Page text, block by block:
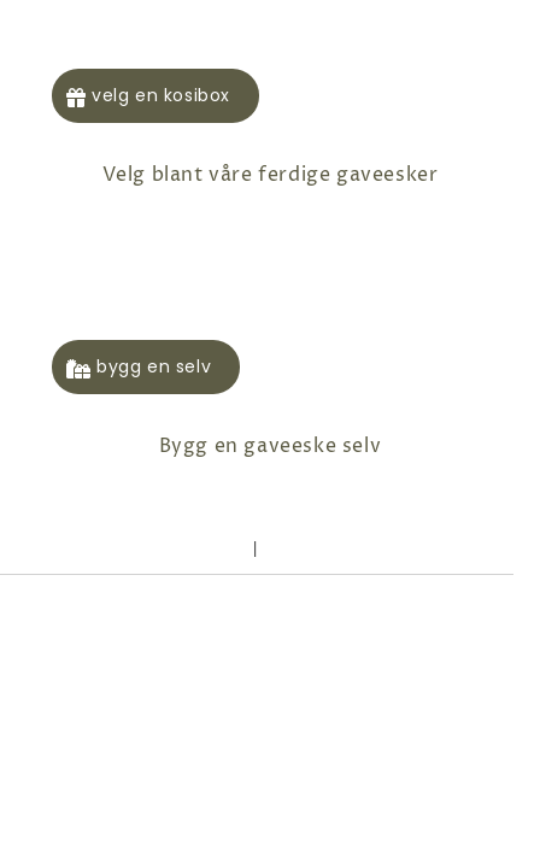
velg en kosibox
velg blant våre ferdige gaveesker
bygg en selv
bygg en gaveeske selv